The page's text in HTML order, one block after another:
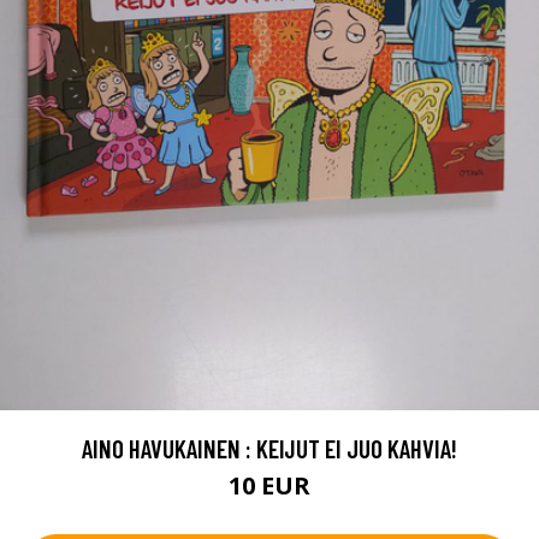
AINO HAVUKAINEN : KEIJUT EI JUO KAHVIA!
10 EUR